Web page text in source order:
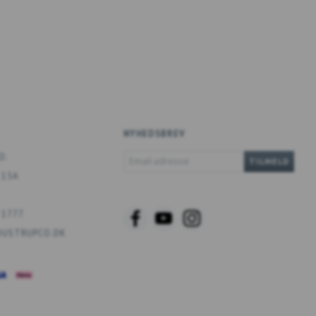
NYHEDSBREV
TILMELD